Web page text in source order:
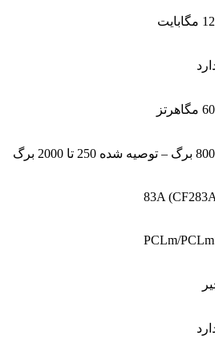
شده 250 تا 2000 برگ
PCLm/